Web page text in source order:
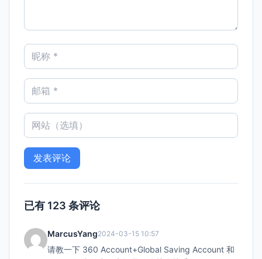
已有 123 条评论
MarcusYang2024-03-15 10:57
请教一下 360 Account+Global Saving Account 和